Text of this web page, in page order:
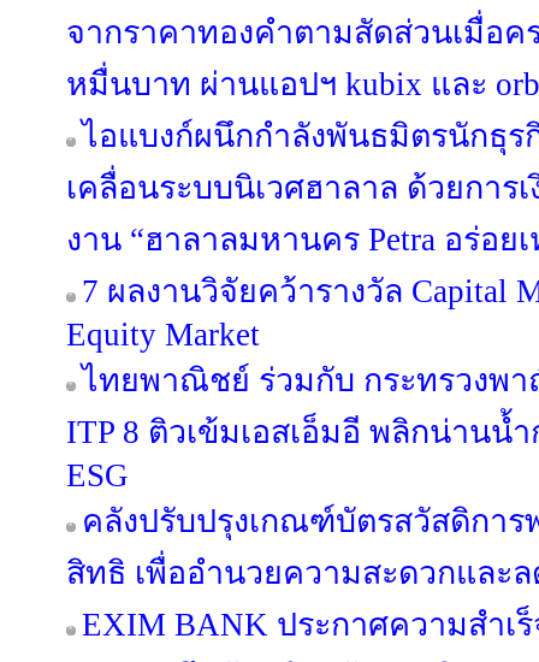
จากราคาทองคำตามสัดส่วนเมื่อค
หมื่นบาท ผ่านแอปฯ kubix และ
ไอแบงก์ผนึกกำลังพันธมิตรนักธุ
เคลื่อนระบบนิเวศฮาลาล ด้วยการ
งาน “ฮาลาลมหานคร Petra อร่อย
7 ผลงานวิจัยคว้ารางวัล Capital
Equity Market
ไทยพาณิชย์ ร่วมกับ กระทรวงพา
ITP 8 ติวเข้มเอสเอ็มอี พลิกน่านน้
ESG
คลังปรับปรุงเกณฑ์บัตรสวัสดิกา
สิทธิ เพื่ออำนวยความสะดวกและ
EXIM BANK ประกาศความสำเร็